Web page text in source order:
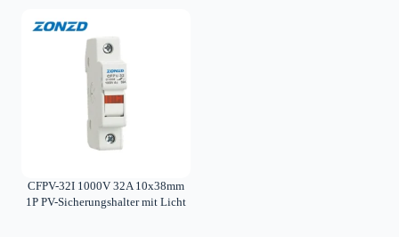
CFPV-32I 1000V 32A 10x38mm
1P PV-Sicherungshalter mit Licht